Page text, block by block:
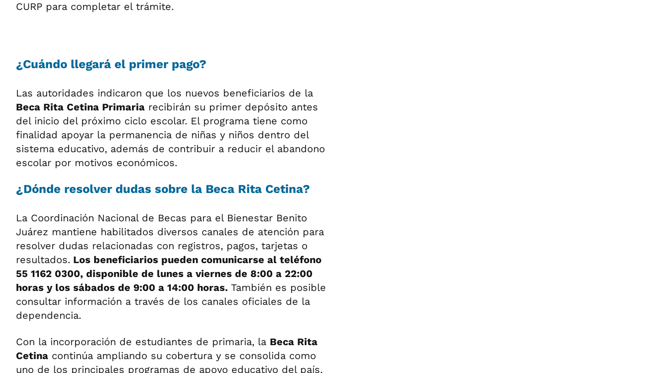
CURP para completar el trámite.
¿Cuándo llegará el primer pago?
Las autoridades indicaron que los nuevos beneficiarios de la
Beca Rita Cetina Primaria recibirán su primer depósito antes
del inicio del próximo ciclo escolar. El programa tiene como
finalidad apoyar la permanencia de niñas y niños dentro del
sistema educativo, además de contribuir a reducir el abandono
escolar por motivos económicos.
¿Dónde resolver dudas sobre la Beca Rita Cetina?
La Coordinación Nacional de Becas para el Bienestar Benito
Juárez mantiene habilitados diversos canales de atención para
resolver dudas relacionadas con registros, pagos, tarjetas o
resultados. Los beneficiarios pueden comunicarse al teléfono
55 1162 0300, disponible de lunes a viernes de 8:00 a 22:00
horas y los sábados de 9:00 a 14:00 horas. También es posible
consultar información a través de los canales oficiales de la
dependencia.
Con la incorporación de estudiantes de primaria, la Beca Rita
Cetina continúa ampliando su cobertura y se consolida como
uno de los principales programas de apoyo educativo del país,